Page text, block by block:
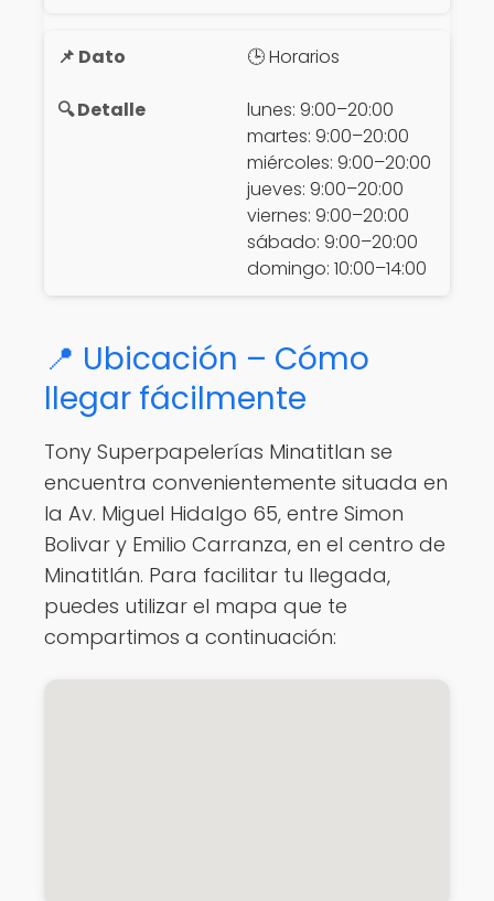
🕒 Horarios
lunes: 9:00–20:00
martes: 9:00–20:00
miércoles: 9:00–20:00
jueves: 9:00–20:00
viernes: 9:00–20:00
sábado: 9:00–20:00
domingo: 10:00–14:00
📍 Ubicación – Cómo
llegar fácilmente
Tony Superpapelerías Minatitlan se
encuentra convenientemente situada en
la Av. Miguel Hidalgo 65, entre Simon
Bolivar y Emilio Carranza, en el centro de
Minatitlán. Para facilitar tu llegada,
puedes utilizar el mapa que te
compartimos a continuación: